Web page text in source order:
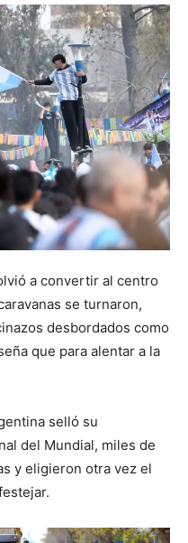
a convertir al centro
se turnaron,
desbordados como
que para alentar a la
selló su
del Mundial, miles de
y eligieron otra vez el